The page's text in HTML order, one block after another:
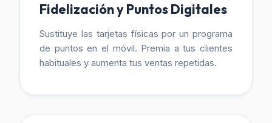
Fidelización y Puntos Digitales
Sustituye las tarjetas físicas por un programa
de puntos en el móvil. Premia a tus clientes
habituales y aumenta tus ventas repetidas.